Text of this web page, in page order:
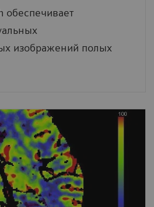
обеспечивает
изображений полых